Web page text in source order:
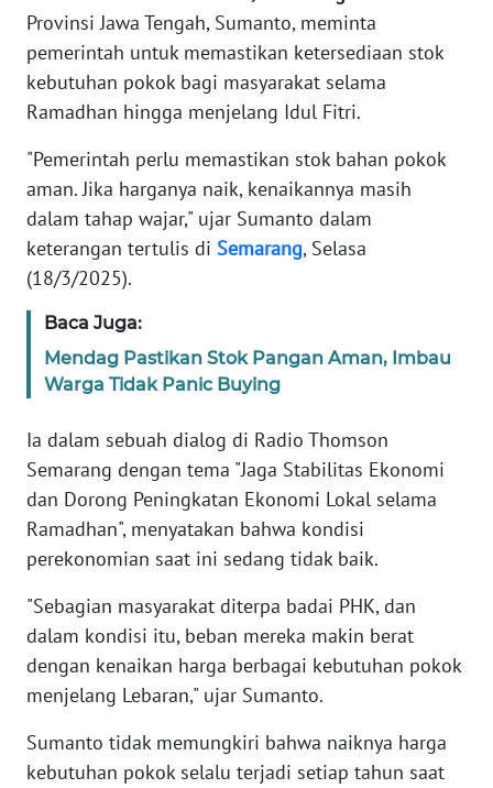
Provinsi Jawa Tengah, Sumanto, meminta
pemerintah untuk memastikan ketersediaan stok
kebutuhan pokok bagi masyarakat selama
Ramadhan hingga menjelang Idul Fitri.
"Pemerintah perlu memastikan stok bahan pokok
aman. Jika harganya naik, kenaikannya masih
dalam tahap wajar," ujar Sumanto dalam
keterangan tertulis di Semarang, Selasa
(18/3/2025).
Baca Juga:
Mendag Pastikan Stok Pangan Aman, Imbau
Warga Tidak Panic Buying
Ia dalam sebuah dialog di Radio Thomson
Semarang dengan tema "Jaga Stabilitas Ekonomi
dan Dorong Peningkatan Ekonomi Lokal selama
Ramadhan", menyatakan bahwa kondisi
perekonomian saat ini sedang tidak baik.
"Sebagian masyarakat diterpa badai PHK, dan
dalam kondisi itu, beban mereka makin berat
dengan kenaikan harga berbagai kebutuhan pokok
menjelang Lebaran," ujar Sumanto.
Sumanto tidak memungkiri bahwa naiknya harga
kebutuhan pokok selalu terjadi setiap tahun saat
TENTANG
PEDOMAN
MEDIA
REDAKSI
KARIR
DISCLAIMER
Wahana
News
WN
SUMUT
WN
WN
JABAR
BANTEN